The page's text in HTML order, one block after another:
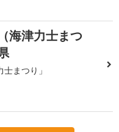
海津力士まつ
まつり」